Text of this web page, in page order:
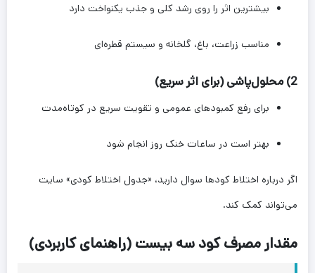
بیشترین اثر را روی رشد کلی و جذب یکنواخت دارد
مناسب زراعت، باغ، گلخانه و سیستم قطره‌ای
2) محلول‌پاشی (برای اثر سریع)
برای رفع کمبودهای عمومی و تقویت سریع در کوتاه‌مدت
بهتر است در ساعات خنک روز انجام شود
اگر درباره اختلاط کودها سوال دارید، «جدول اختلاط کودی» سایت
می‌تواند کمک کند.
مقدار مصرف کود سه بیست (راهنمای کاربردی)